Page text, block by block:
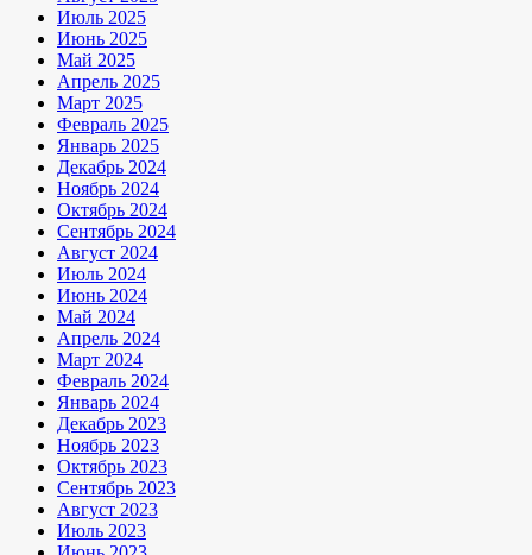
Июль 2025
Июнь 2025
Май 2025
Апрель 2025
Март 2025
Февраль 2025
Январь 2025
Декабрь 2024
Ноябрь 2024
Октябрь 2024
Сентябрь 2024
Август 2024
Июль 2024
Июнь 2024
Май 2024
Апрель 2024
Март 2024
Февраль 2024
Январь 2024
Декабрь 2023
Ноябрь 2023
Октябрь 2023
Сентябрь 2023
Август 2023
Июль 2023